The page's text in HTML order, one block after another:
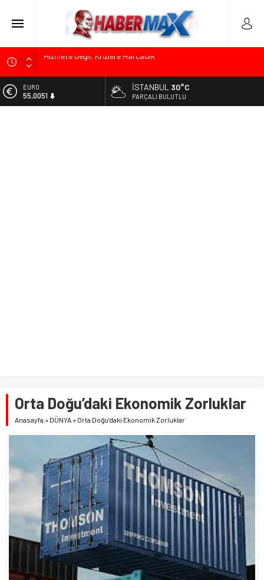
Edremit’te Kaymakam Ahmet Odabaş’a Duygu Dolu Veda
Tarihçi Yusuf Halaçoğlu’ndan TBMM’ye Sunulan Yasa Teklifine
Sert Eleştiri: “Osmanlı’nın Hukuk Anlayışının Gerisine
ALTIN
6.584,66
İSTANBUL 30°C
PARÇALI BULUTLU
Orta Doğu’daki Ekonomik Zorluklar
Anasayfa » DÜNYA » Orta Doğu’daki Ekonomik Zorluklar